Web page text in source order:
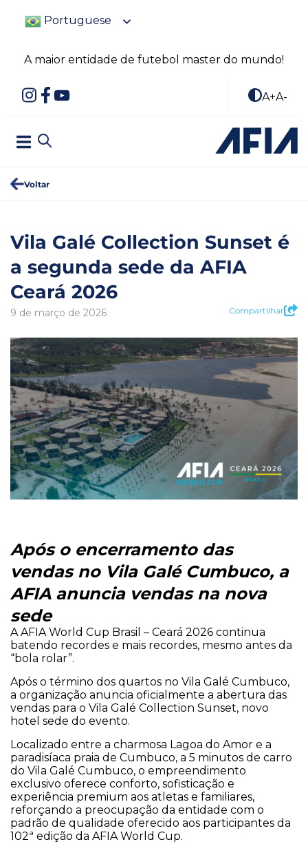
Portuguese
A maior entidade de futebol master do mundo!
A+A-
Voltar
Vila Galé Collection Sunset é
a segunda sede da AFIA
Ceará 2026
9 de março de 2026 Compartilhar
Após o encerramento das
vendas no Vila Galé Cumbuco, a
AFIA anuncia vendas na nova
sede
A AFIA World Cup Brasil – Ceará 2026 continua
batendo recordes e mais recordes, mesmo antes da
“bola rolar”.
Após o término dos quartos no Vila Galé Cumbuco,
a organização anuncia oficialmente a abertura das
vendas para o Vila Galé Collection Sunset, novo
hotel sede do evento.
Localizado entre a charmosa Lagoa do Amor e a
paradisíaca praia de Cumbuco, a 5 minutos de carro
do Vila Galé Cumbuco, o empreendimento
exclusivo oferece conforto, sofisticação e
experiência premium aos atletas e familiares,
reforçando a preocupação da entidade com o
padrão de qualidade oferecido aos participantes da
102ª edição da AFIA World Cup.